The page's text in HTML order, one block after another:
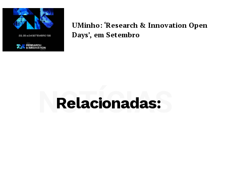
UMinho: ‘Research & Innovation Open
Days’, em Setembro
Relacionadas:
NOTÍCIAS